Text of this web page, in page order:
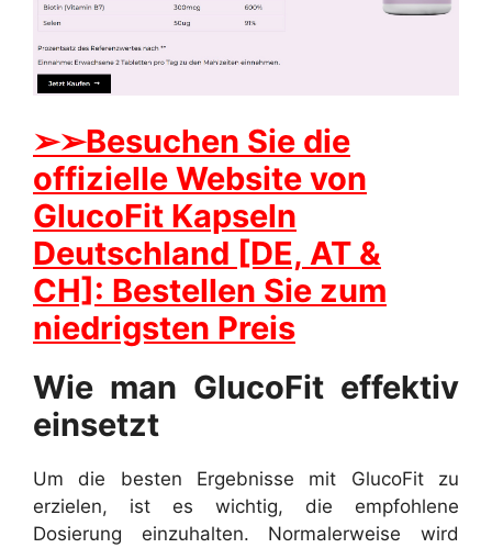
➢➢Besuchen Sie die
offizielle Website von
GlucoFit Kapseln
Deutschland [DE, AT &
CH]: Bestellen Sie zum
niedrigsten Preis
Wie man GlucoFit effektiv
einsetzt
Um die besten Ergebnisse mit GlucoFit zu
erzielen, ist es wichtig, die empfohlene
Dosierung einzuhalten. Normalerweise wird